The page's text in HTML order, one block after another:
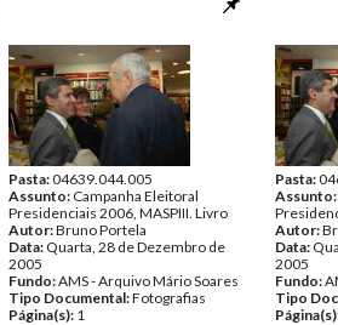
Pasta:04639.044.005
Assunto: Campanha Eleitoral
Presidenciais 2006, MASPIII. Livro
Autor:Bruno Portela
Data: Quarta, 28 de Dezembro de
2005
Fundo:AMS - Arquivo Mário Soares
Tipo Documental:Fotografias
Página(s): 1
Pasta:
Assunto:
Autor:
Data:
2005
Fundo:
Tipo